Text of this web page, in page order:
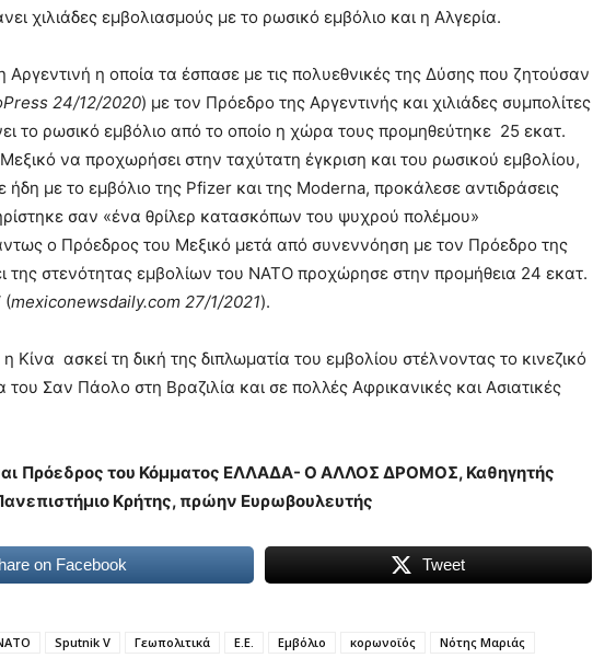
χιλιάδες εμβολιασμούς με το ρωσικό εμβόλιο και η Αλγερία.
Αργεντινή η οποία τα έσπασε με τις πολυεθνικές της Δύσης που ζητούσαν
24/12/2020) με τον Πρόεδρο της Αργεντινής και χιλιάδες συμπολίτες
το ρωσικό εμβόλιο από το οποίο η χώρα τους προμηθεύτηκε 25 εκατ.
να προχωρήσει στην ταχύτατη έγκριση και του ρωσικού εμβολίου,
με το εμβόλιο της Pfizer και της Moderna, προκάλεσε αντιδράσεις
σαν «ένα θρίλερ κατασκόπων του ψυχρού πολέμου»
ο Πρόεδρος του Μεξικό μετά από συνεννόηση με τον Πρόεδρο της
της στενότητας εμβολίων του ΝΑΤΟ προχώρησε στην προμήθεια 24 εκατ.
(mexiconewsdaily.com 27/1/2021).
Κίνα ασκεί τη δική της διπλωματία του εμβολίου στέλνοντας το κινεζικό
του Σαν Πάολο στη Βραζιλία και σε πολλές Αφρικανικές και Ασιατικές
Πρόεδρος του Κόμματος ΕΛΛΑΔΑ- Ο ΑΛΛΟΣ ΔΡΟΜΟΣ, Καθηγητής
Κρήτης, πρώην Ευρωβουλευτής
on Facebook Tweet
Sputnik V Γεωπολιτικά Ε.Ε. Εμβόλιο κορωνοϊός
Νότης Μαριάς